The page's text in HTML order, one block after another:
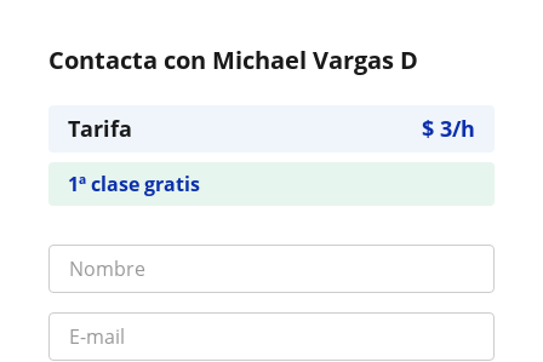
Contacta con Michael Vargas D
Tarifa $ 3/h
1ª clase gratis